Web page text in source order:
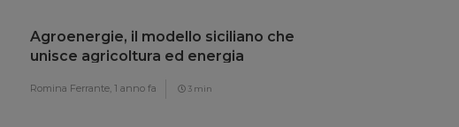
Agroenergie, il modello siciliano che
unisce agricoltura ed energia
Romina Ferrante, 1 anno fa 3 min